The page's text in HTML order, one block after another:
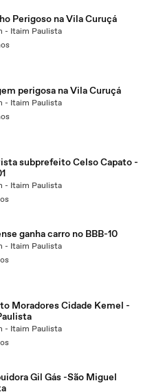
Perigoso na Vila Curuçá
- Itaim Paulista
perigosa na Vila Curuçá
- Itaim Paulista
subprefeito Celso Capato -
- Itaim Paulista
ganha carro no BBB-10
- Itaim Paulista
Moradores Cidade Kemel -
- Itaim Paulista
Gil Gás -São Miguel